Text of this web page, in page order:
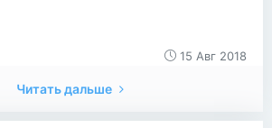
15 Авг 2018
Читать дальше